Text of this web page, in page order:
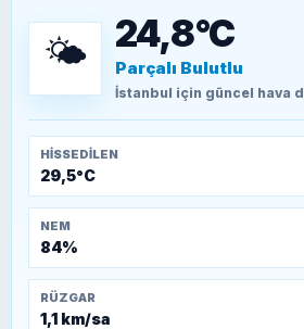
TEOMAN ALPASLAN
Kütahya-Eskişehir
🌤️ 24,8°C
Parçalı Bulutlu
İstanbul için güncel hava
HISSEDILEN
29,5°C
NEM
84%
RÜZGAR
1,1 km/sa